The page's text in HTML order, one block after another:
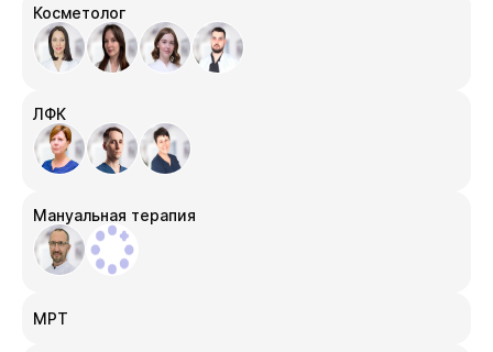
Косметолог
ЛФК
Мануальная терапия
МРТ